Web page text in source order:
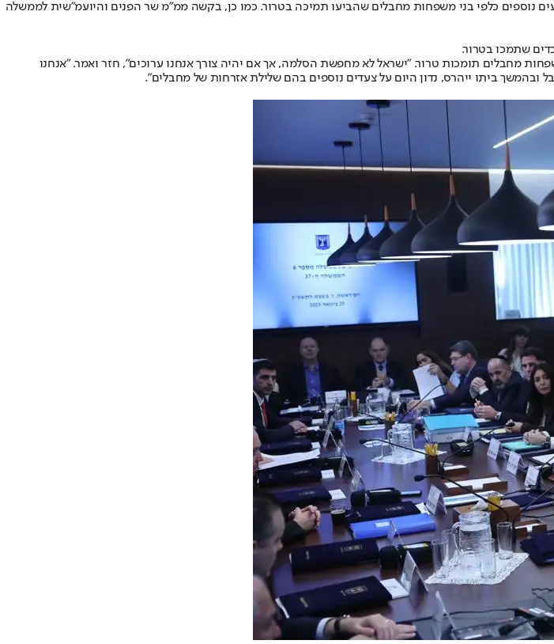
נוספים כלפי בני משפחות מחבלים שהביעו תמיכה בטרור. כמו כן, בקשה ממ"מ שר הפנים והיועמ"שית לממשלה
שתמכו בטרור.
מחבלים תומכות טרור. "ישראל לא מחפשת הסלמה, אך אם יהיה צורך אנחנו ערוכים", חזר ואמר. "אנחנו
ביתו ייהרס, נדון היום על צעדים נוספים בהם שלילת אזרחות של מחבלים".